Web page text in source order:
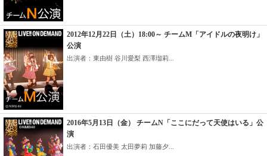
2012年12月22日（土）18:00～ チームM「アイドルの夜明け」
公演
出演者：東由樹 谷川愛梨 西澤瑠莉...
2016年5月13日（金） チームN「ここにだって天使はいる」公
演
出演者：石田優美 太田夢莉 加藤夕...